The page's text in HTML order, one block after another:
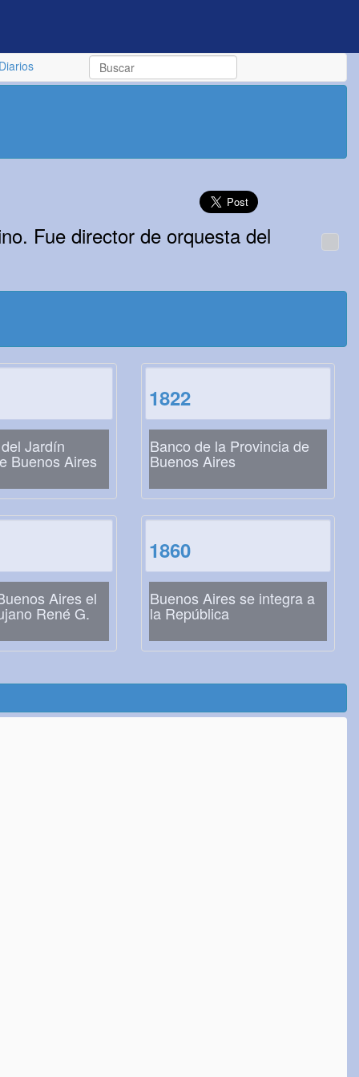
Diarios
Fue director de orquesta del
Jardín
Buenos Aires
1822
Banco de la Provincia de
Buenos Aires
Aires el
René G.
1860
Buenos Aires se integra a
la República